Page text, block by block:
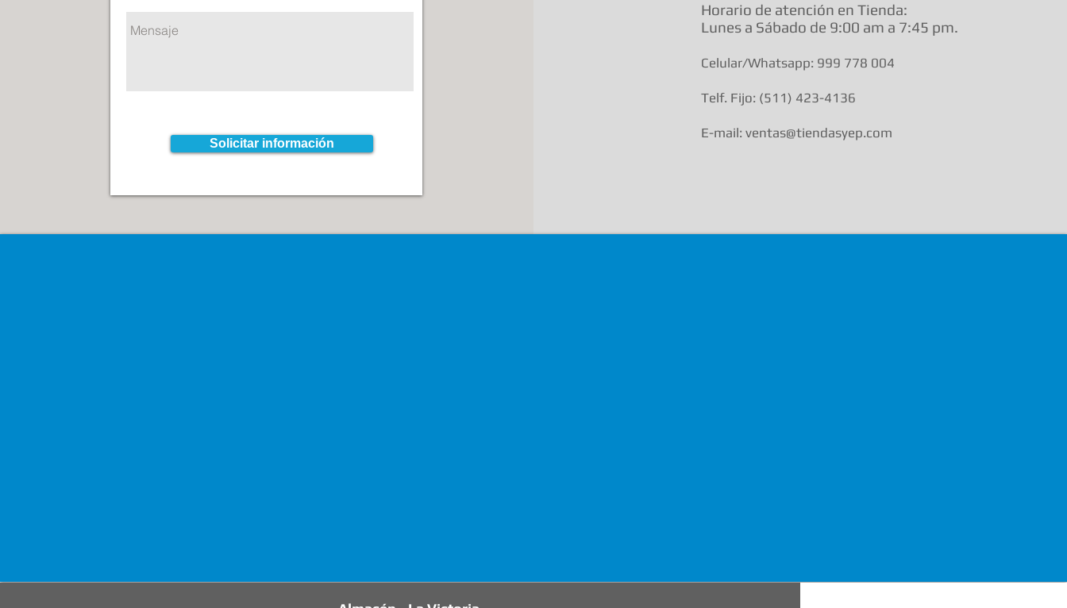
Solicitar información
Horario de atención en Tienda:
Lunes a Sábado de 9:00 am a 7:45 pm.
Celular/Whatsapp: 999 778 004
Telf. Fijo: (511) 423-4136
E-mail: ventas@tiendasyep.com